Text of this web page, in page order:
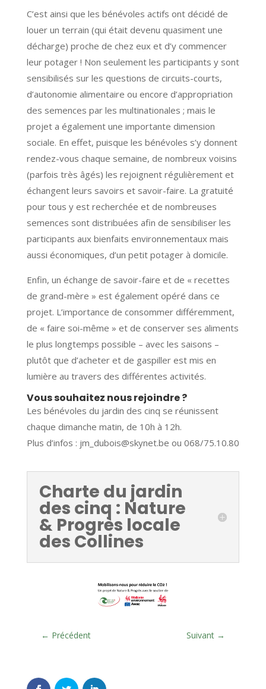
C’est ainsi que les bénévoles actifs ont décidé de
louer un terrain (qui était devenu quasiment une
décharge) proche de chez eux et d’y commencer
leur potager ! Non seulement les participants y sont
sensibilisés sur les questions de circuits-courts,
d’autonomie alimentaire ou encore d’appropriation
des semences par les multinationales ; mais le
projet a également une importante dimension
sociale. En effet, puisque les bénévoles s’y donnent
rendez-vous chaque semaine, de nombreux voisins
(parfois très âgés) les rejoignent régulièrement et
échangent leurs savoirs et savoir-faire. La gratuité
pour tous y est recherchée et de nombreuses
semences sont distribuées afin de sensibiliser les
participants aux bienfaits environnementaux mais
aussi économiques, d’un petit potager à domicile.
Enfin, un échange de savoir-faire et de « recettes
de grand-mère » est également opéré dans ce
projet. L’importance de consommer différemment,
de « faire soi-même » et de conserver ses aliments
le plus longtemps possible – avec les saisons –
plutôt que d’acheter et de gaspiller est mis en
lumière au travers des différentes activités.
Vous souhaitez nous rejoindre ?
Les bénévoles du jardin des cinq se réunissent
chaque dimanche matin, de 10h à 12h.
Plus d’infos : jm_dubois@skynet.be ou 068/75.10.80
Charte du jardin
des cinq : Nature
& Progrès locale
des Collines
← Précédent Suivant →